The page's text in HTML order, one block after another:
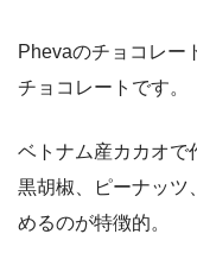
Phevaのチョコレー
チョコレートです。
ベトナム産カカオで
黒胡椒、ピーナッツ
めるのが特徴的。